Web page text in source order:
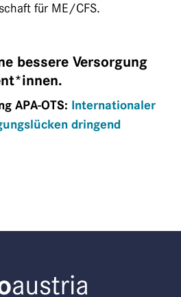
für ME/CFS.
bessere Versorgung
APA-OTS: Internationaler
dringend